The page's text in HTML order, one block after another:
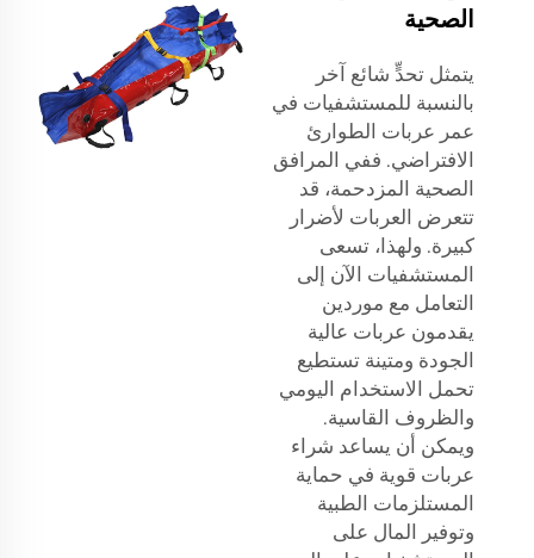
الصحية
يتمثل تحدٍّ شائع آخر
بالنسبة للمستشفيات في
عمر عربات الطوارئ
الافتراضي. ففي المرافق
الصحية المزدحمة، قد
تتعرض العربات لأضرار
كبيرة. ولهذا، تسعى
المستشفيات الآن إلى
التعامل مع موردين
يقدمون عربات عالية
الجودة ومتينة تستطيع
تحمل الاستخدام اليومي
والظروف القاسية.
ويمكن أن يساعد شراء
عربات قوية في حماية
المستلزمات الطبية
وتوفير المال على